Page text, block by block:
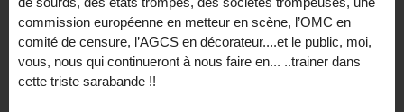
commission européenne en metteur en scène, l’OMC en
comité de censure, l’AGCS en décorateur....et le public, moi,
vous, nous qui continueront à nous faire en... ..trainer dans
cette triste sarabande !!